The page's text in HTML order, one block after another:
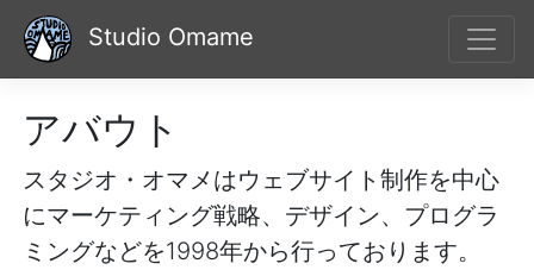
Studio Omame
アバウト
スタジオ・オマメはウェブサイト制作を中心
にマーケティング戦略、デザイン、プログラ
ミングなどを1998年から行っております。